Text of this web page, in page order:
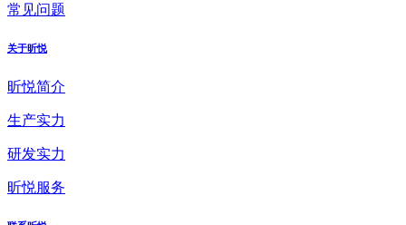
常见问题
关于昕悦
昕悦简介
生产实力
研发实力
昕悦服务